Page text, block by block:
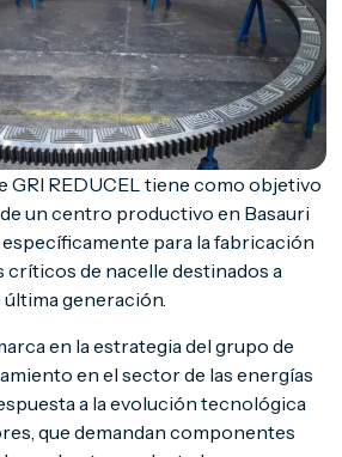
GRI REDUCEL tiene como objetivo
un centro productivo en Basauri
para la fabricación
de nacelle destinados a
generación.
en la estrategia del grupo de
en el sector de las energías
a la evolución tecnológica
que demandan componentes